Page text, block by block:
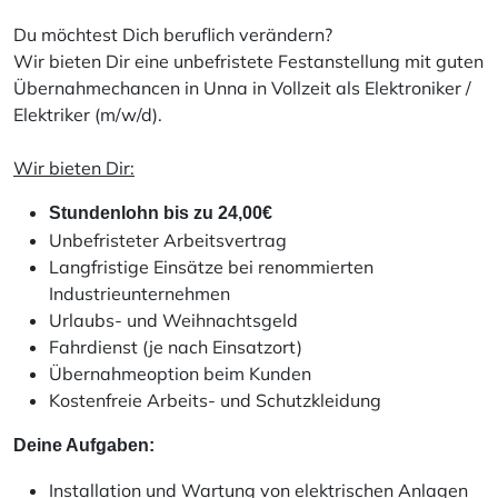
Du möchtest Dich beruflich verändern?
Wir bieten Dir eine unbefristete Festanstellung mit guten
Übernahmechancen in Unna in Vollzeit als Elektroniker /
Elektriker (m/w/d).
Wir bieten Dir:
Stundenlohn bis zu 24,00€
Unbefristeter Arbeitsvertrag
Langfristige Einsätze bei renommierten
Industrieunternehmen
Urlaubs- und Weihnachtsgeld
Fahrdienst (je nach Einsatzort)
Übernahmeoption beim Kunden
Kostenfreie Arbeits- und Schutzkleidung
Deine Aufgaben:
Installation und Wartung von elektrischen Anlagen